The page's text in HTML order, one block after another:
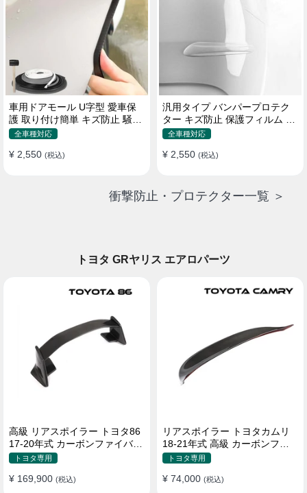
車用ドアモール U字型 愛車保
護 取り付け簡単 キズ防止 騒音
低減 5m バンパーストリップ
全車種対応
¥ 2,550 (税込)
汎用タイプ バンパープロテク
ター キズ防止 保護フィルム 取
り付け簡単 フィット感抜群
全車種対応
¥ 2,550 (税込)
衝撃防止・プロテクター一覧 ＞
トヨタ GRヤリス エアロパーツ
高級 リアスポイラー トヨタ86
17-20年式 カーボンファイバー
貼り付け装着
トヨタ専用
¥ 169,900 (税込)
リアスポイラー トヨタカムリ
18-21年式 高級 カーボンファ
イバー
トヨタ専用
¥ 74,000 (税込)